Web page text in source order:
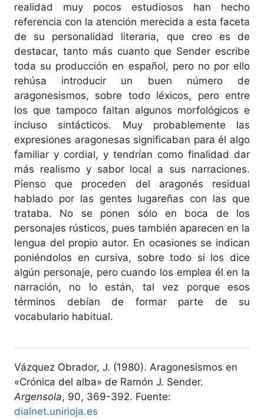
realidad muy pocos estudiosos han hecho
referencia con la atención merecida a esta faceta
de su personalidad literaria, que creo es de
destacar, tanto más cuanto que Sender escribe
toda su producción en español, pero no por ello
rehúsa introducir un buen número de
aragonesismos, sobre todo léxicos, pero entre
los que tampoco faltan algunos morfológicos e
incluso sintácticos. Muy probablemente las
expresiones aragonesas significaban para él algo
familiar y cordial, y tendrían como finalidad dar
más realismo y sabor local a sus narraciones.
Pienso que proceden del aragonés residual
hablado por las gentes lugareñas con las que
trataba. No se ponen sólo en boca de los
personajes rústicos, pues también aparecen en la
lengua del propio autor. En ocasiones se indican
poniéndolos en cursiva, sobre todo si los dice
algún personaje, pero cuando los emplea él en la
narración, no lo están, tal vez porque esos
términos debían de formar parte de su
vocabulario habitual.
Vázquez Obrador, J. (1980). Aragonesismos en
«Crónica del alba» de Ramón J. Sender.
Argensola, 90, 369-392. Fuente:
dialnet.unirioja.es